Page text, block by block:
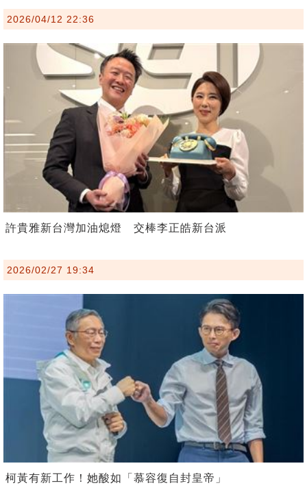
2026/04/12 22:36
許貴雅新台灣加油熄燈 交棒李正皓新台派
2026/02/27 19:34
柯黃有新工作！她酸如「慕容復自封皇帝」